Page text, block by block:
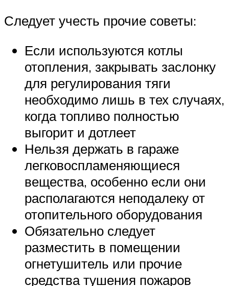
Следует учесть прочие советы:
Если используются котлы
отопления, закрывать заслонку
для регулирования тяги
необходимо лишь в тех случаях,
когда топливо полностью
выгорит и дотлеет
Нельзя держать в гараже
легковоспламеняющиеся
вещества, особенно если они
располагаются неподалеку от
отопительного оборудования
Обязательно следует
разместить в помещении
огнетушитель или прочие
средства тушения пожаров